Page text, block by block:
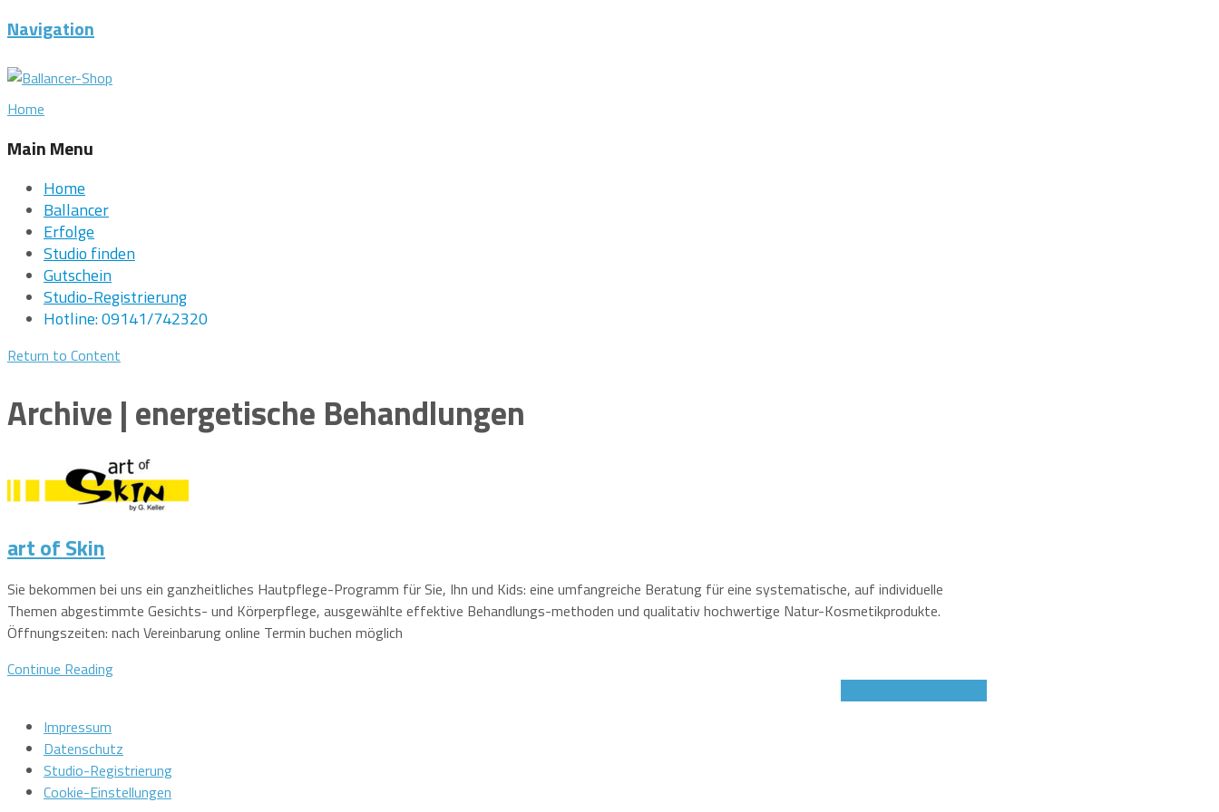
Navigation
Home
Main Menu
Home
Ballancer
Erfolge
Studio finden
Gutschein
Studio-Registrierung
Hotline: 09141/742320
Return to Content
Archive | energetische Behandlungen
art of Skin
Sie bekommen bei uns ein ganzheitliches Hautpflege-Programm für Sie, Ihn und Kids: eine umfangreiche Beratung für eine systematische, auf individuelle
Themen abgestimmte Gesichts- und Körperpflege, ausgewählte effektive Behandlungs-methoden und qualitativ hochwertige Natur-Kosmetikprodukte.
Öffnungszeiten: nach Vereinbarung online Termin buchen möglich
Continue Reading
Impressum
Datenschutz
Studio-Registrierung
Cookie-Einstellungen